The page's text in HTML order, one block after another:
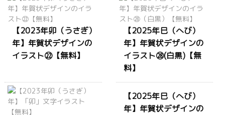
【2023年卯（うさぎ）
年】年賀状デザインの
イラスト㉒【無料】
【2025年巳（へび）
年】年賀状デザインの
イラスト㉘(白黒)【無
料】
【2025年巳（へび）
年】年賀状デザインの